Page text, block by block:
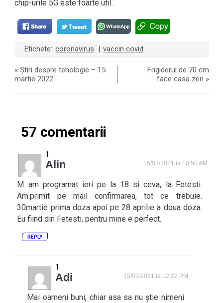
chip-urile 5G este foarte util.
Etichete: coronavirus vaccin covid
«Știri despre tehologie – 15
martie 2022
Frigiderul de 70 cm
face casa zen »
57 comentarii
Alin 15/03/2021 la 10:50 AM
M am programat ieri pe la 18 si ceva, la Fetesti.
Am.primit pe mail confirmarea, tot ce trebuie.
30martie prima doza apoi pe 28 aprilie a doua doza.
Eu fiind din Fetesti, pentru mine e perfect.
REPLY
Adi 15/03/2021 la 12:22 PM
Mai oameni buni, chiar asa sa nu știe nimeni